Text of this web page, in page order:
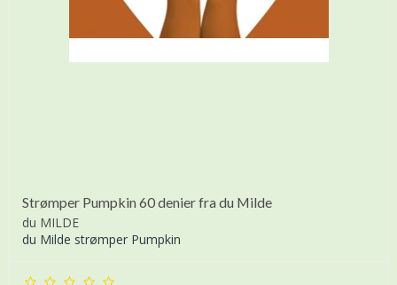
Strømper Pumpkin 60 denier fra du Milde
du MILDE
du Milde strømper Pumpkin